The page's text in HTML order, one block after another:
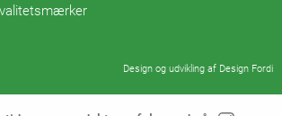
Design og udvikling af Design Fordi